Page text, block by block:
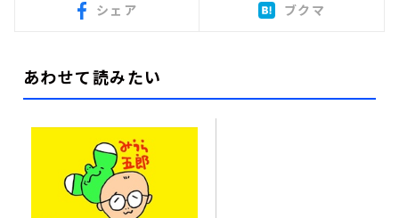
シェア ブクマ
あわせて読みたい